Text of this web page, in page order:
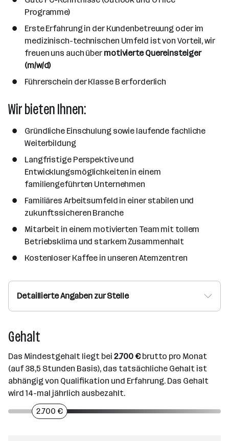
Programme)
Erste Erfahrung in der Kundenbetreuung oder im
medizinisch-technischen Umfeld ist von Vorteil, wir
freuen uns auch über motivierte Quereinsteiger
(m/w/d)
Führerschein der Klasse B erforderlich
Wir bieten Ihnen:
Gründliche Einschulung sowie laufende fachliche
Weiterbildung
Langfristige Perspektive und
Entwicklungsmöglichkeiten in einem
familiengeführten Unternehmen
Familiäres Arbeitsumfeld in einer stabilen und
zukunftssicheren Branche
Mitarbeit in einem motivierten Team mit tollem
Betriebsklima und starkem Zusammenhalt
Kostenloser Kaffee in unseren Atemzentren
Detaillierte Angaben zur Stelle
Gehalt
Das Mindestgehalt liegt bei 2.700 €brutto pro Monat
(auf 38,5 Stunden Basis), das tatsächliche Gehalt ist
abhängig von Qualifikation und Erfahrung. Das Gehalt
wird 14-mal jährlich ausbezahlt.
2.700 €